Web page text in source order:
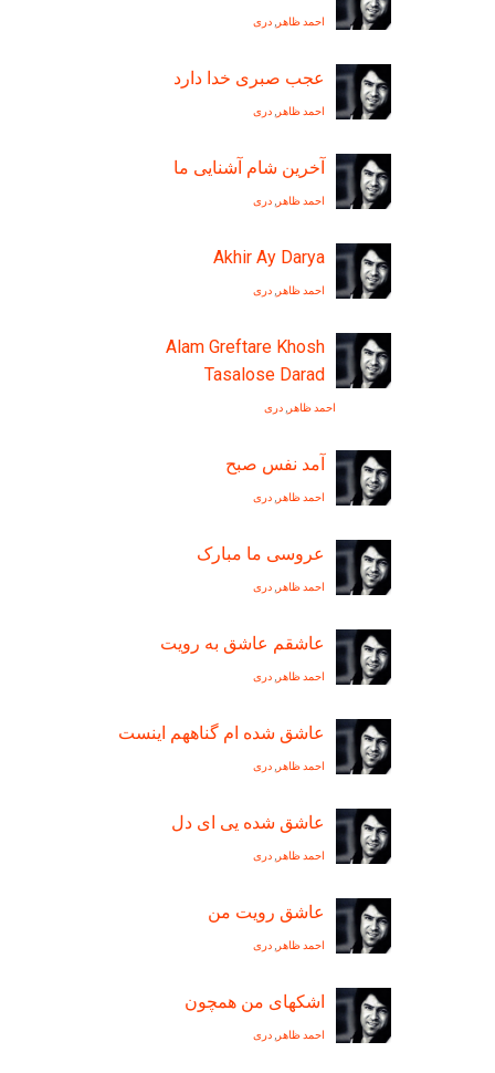
احمد ظاهر دری
عجب صبری خدا دارد
احمد ظاهر دری
آخرین شام آشنایی ما
احمد ظاهر دری
Akhir Ay Darya
احمد ظاهر دری
Alam Greftare Khosh
Tasalose Darad
احمد ظاهر دری
آمد نفس صبح
احمد ظاهر دری
عروسی ما مبارک
احمد ظاهر دری
عاشقم عاشق به رويت
احمد ظاهر دری
عاشق شده ام گناههم اينست
احمد ظاهر دری
عاشق شده يی ای دل
احمد ظاهر دری
عاشق رویت من
احمد ظاهر دری
اشکهای من همچون
احمد ظاهر دری